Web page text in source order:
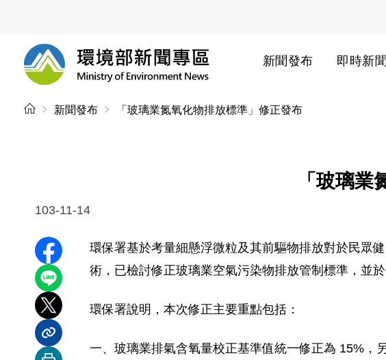
環境部新聞專區
新聞發布 即時新
新聞發布 「玻璃業氮氧化物排放標準」修正發布
「玻璃
103-11-14
分享至 Facebook
分享到 LINE
分享到 X
分享內容連結
環保署基於考量細懸浮微粒及其前驅物排放對於民眾
術，已檢討修正玻璃業空氣污染物排放管制標準，並於
環保署說明，本次修正主要重點包括：
一、玻璃業排氣含氧量校正基準值統一修正為 15%，